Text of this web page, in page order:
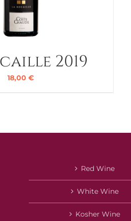
2019
18,00 €
Red Wine
White Wine
Kosher Wine